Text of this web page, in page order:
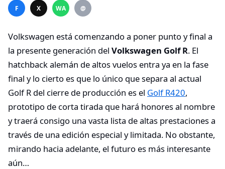
F X WA @
Volkswagen está comenzando a poner punto y final a
la presente generación del Volkswagen Golf R. El
hatchback alemán de altos vuelos entra ya en la fase
final y lo cierto es que lo único que separa al actual
Golf R del cierre de producción es el Golf R420,
prototipo de corta tirada que hará honores al nombre
y traerá consigo una vasta lista de altas prestaciones a
través de una edición especial y limitada. No obstante,
mirando hacia adelante, el futuro es más interesante
aún…